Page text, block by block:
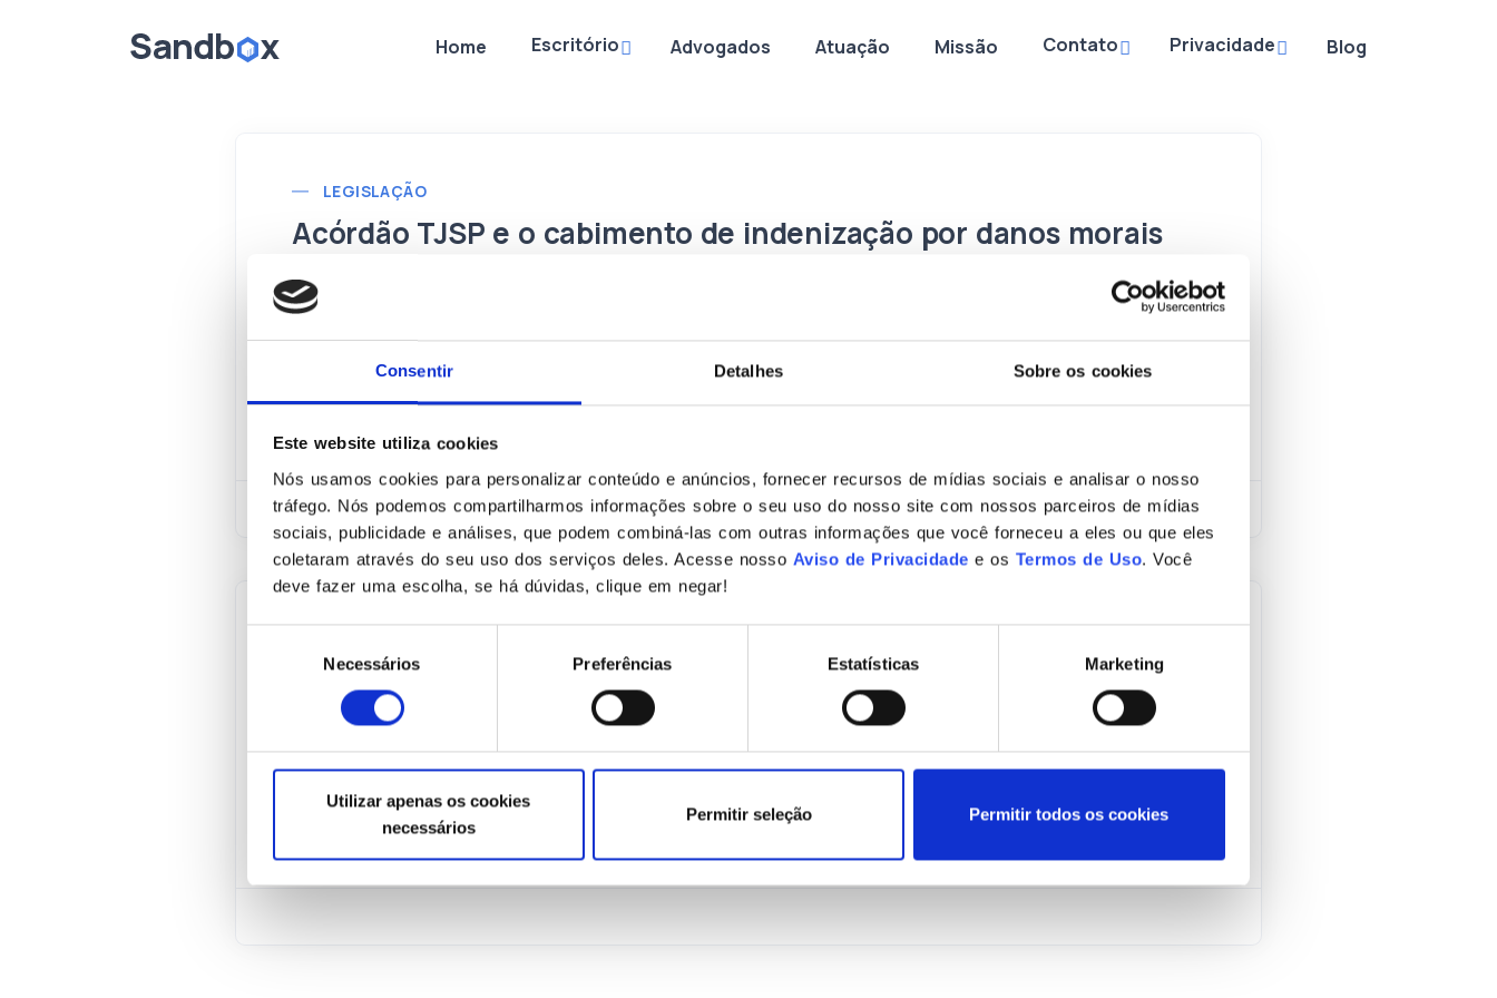
Consentir Detalhes Sobre os cookies
Este website utiliza cookies
Nós usamos cookies para personalizar conteúdo e anúncios, fornecer recursos de mídias sociais e analisar o nosso
tráfego. Nós podemos compartilharmos informações sobre o seu uso do nosso site com nossos parceiros de mídias
sociais, publicidade e análises, que podem combiná-las com outras informações que você forneceu a eles ou que eles
coletaram através do seu uso dos serviços deles. Acesse nosso Aviso de Privacidade e os Termos de Uso. Você
deve fazer uma escolha, se há dúvidas, clique em negar!
consentimento
Necessários Preferências Estatísticas Marketing
Utilizar apenas os cookies
necessários
Permitir seleção Permitir todos os cookies
Home Escritório Advogados Atuação Missão Contato Privacidade Blog
LEGISLAÇÃO
Acórdão TJSP e o cabimento de indenização por danos morais
quanto ao descumprimento dos preceitos previstos na LGPD
previstos na LGPD, quanto ao cabimento indenizatório por danos morais. Para o Desembargador Alfredo
Controle organizacional do departamento de TI de uma empresa
meio físico, passando a utilizar sistemas computacionais, tendo em vista o barateamento destes e o alto
poder de processamento, armazenamento, centralização e consulta dos dados. Assim, é notório que os
sistemas de informática tornaram-se o centro neural de […]